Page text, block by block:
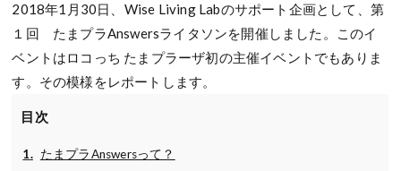
2018年1月30日、Wise Living Labのサポート企画として、第
１回 たまプラAnswersライタソンを開催しました。このイ
ベントはロコっち たまプラーザ初の主催イベントでもありま
す。その模様をレポートします。
目次
たまプラAnswersって？